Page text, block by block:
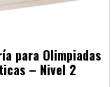
para Olimpiadas
– Nivel 2